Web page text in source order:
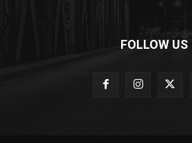
FOLLOW US